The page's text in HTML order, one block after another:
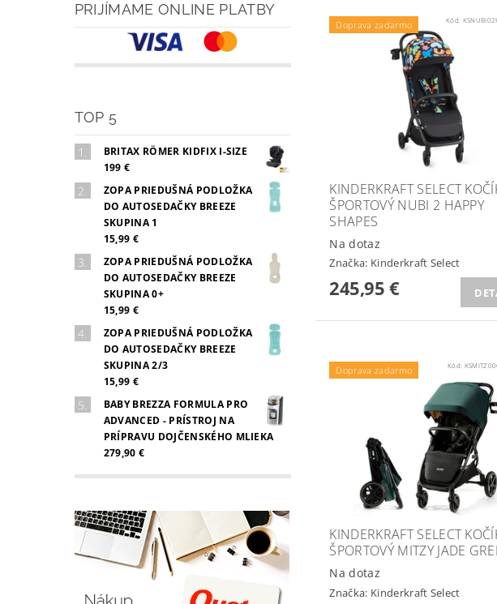
PRIJÍMAME ONLINE PLATBY
TOP 5
BRITAX RÖMER KIDFIX I-SIZE
199 €
ZOPA PRIEDUŠNÁ PODLOŽKA
DO AUTOSEDAČKY BREEZE
SKUPINA 1
15,99 €
ZOPA PRIEDUŠNÁ PODLOŽKA
DO AUTOSEDAČKY BREEZE
SKUPINA 0+
15,99 €
ZOPA PRIEDUŠNÁ PODLOŽKA
DO AUTOSEDAČKY BREEZE
SKUPINA 2/3
15,99 €
BABY BREZZA FORMULA PRO
ADVANCED - PRÍSTROJ NA
PRÍPRAVU DOJČENSKÉHO MLIEKA
279,90 €
Doprava zadarmo Kód:
KINDERKRAFT SELECT
ŠPORTOVÝ NUBI 2 HAPPY
SHAPES
Na dotaz
Značka: Kinderkraft Select
245,95 €
Doprava zadarmo Kód:
KINDERKRAFT SELECT
ŠPORTOVÝ MITZY JADE
Na dotaz
Značka: Kinderkraft Select